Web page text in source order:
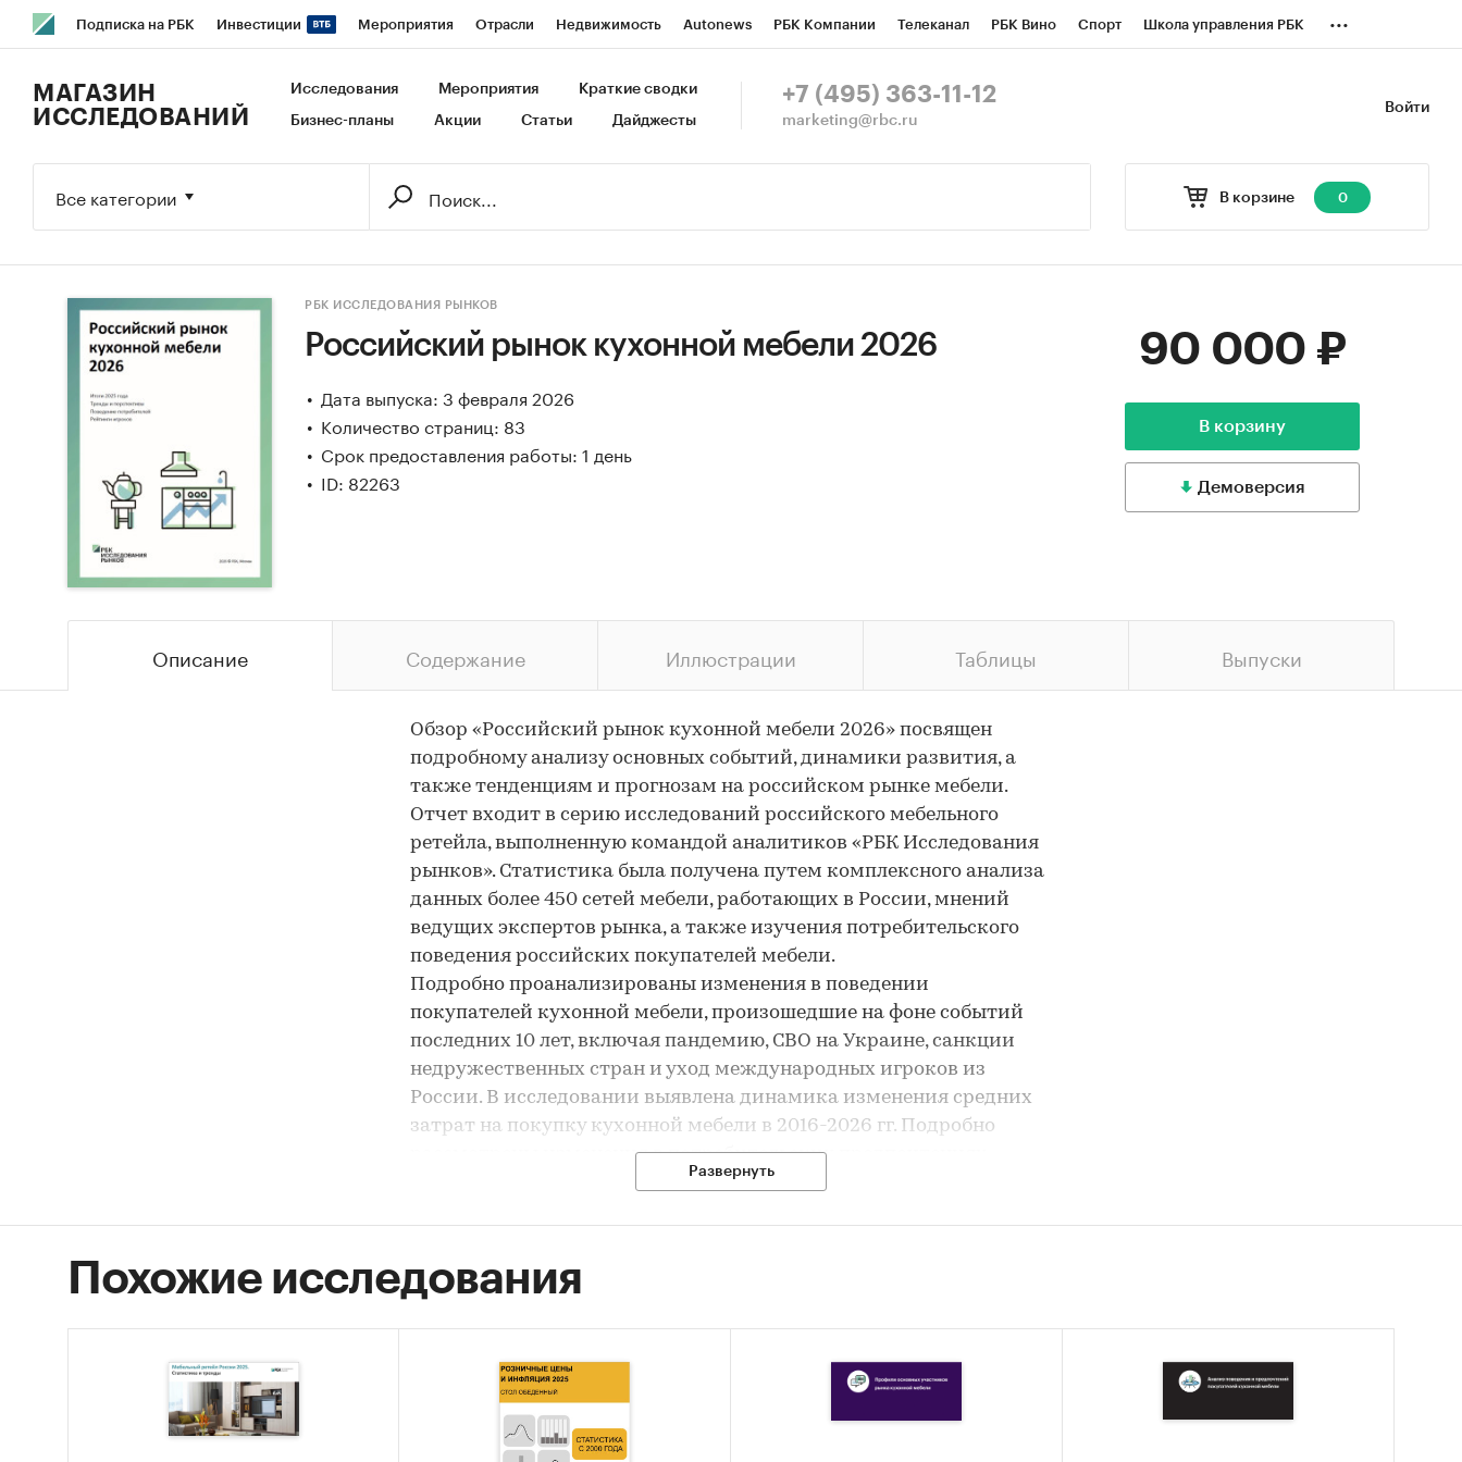
Подписка на РБК Инвестиции Мероприятия Отрасли Недвижимость Autonews РБК Компании Телеканал РБК Вино Спорт Школа управления РБК
Исследования Кредитные рейтинги Франшизы Газета Спецпроекты СПб Конференции СПб Спецпроекты
...
Войти
МАГАЗИН
ИССЛЕДОВАНИЙ
Исследования Мероприятия Краткие сводки
Бизнес-планы Акции Статьи Дайджесты
+7 (495) 363-11-12
marketing@rbc.ru
В корзине 0
Все категории
РБК ИССЛЕДОВАНИЯ РЫНКОВ
Российский рынок кухонной мебели 2026
Дата выпуска: 3 февраля 2026
Количество страниц: 83
Срок предоставления работы: 1 день
ID: 82263
90 000 ₽
В корзину
Демоверсия
Описание Содержание Иллюстрации Таблицы Выпуски
Обзор «Российский рынок кухонной мебели 2026» посвящен
подробному анализу основных событий, динамики развития, а
также тенденциям и прогнозам на российском рынке мебели.
Отчет входит в серию исследований российского мебельного
ретейла, выполненную командой аналитиков «РБК Исследования
рынков». Статистика была получена путем комплексного анализа
данных более 450 сетей мебели, работающих в России, мнений
ведущих экспертов рынка, а также изучения потребительского
поведения российских покупателей мебели.
Подробно проанализированы изменения в поведении
покупателей кухонной мебели, произошедшие на фоне событий
последних 10 лет, включая пандемию, СВО на Украине, санкции
недружественных стран и уход международных игроков из
России. В исследовании выявлена динамика изменения средних
затрат на покупку кухонной мебели в 2016-2026 гг. Подробно
рассмотрены изменения в потребительских предпочтениях
относительно каналов продаж и критериев выбора мебели в
В аналитическом отчете проанализированы наиболее популярные
предметы кухонной мебели, а также столы и стулья. В
исследовании также анализируются около 40 мебельных сетей.
популярность крупнейших игроков рынка в динамике за 2016–
2026 гг. Были рассмотрены такие бренды, как Hoff, «Шатура»,
«Лемана ПРО», «Столплит», «Стильные кухни и Интерьеры», Mr.
Развернуть
Похожие исследования